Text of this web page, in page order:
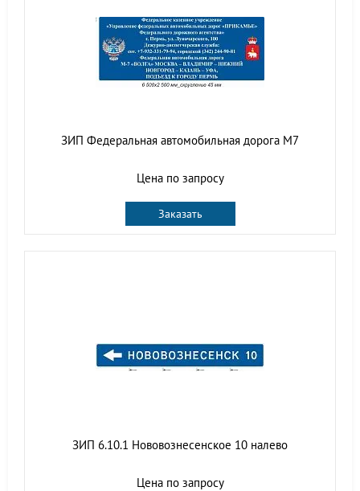
ЗИП Федеральная автомобильная дорога М7
Цена по запросу
Заказать
ЗИП 6.10.1 Нововознесенское 10 налево
Цена по запросу